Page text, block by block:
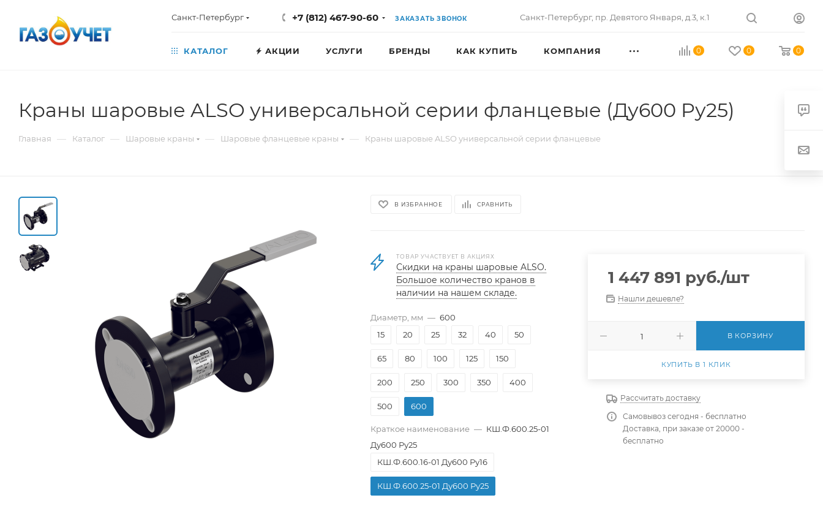
Санкт-Петербург +7 (812) 467-90-60 ЗАКАЗАТЬ ЗВОНОК Санкт-Петербург, пр. Девятого Января, д.3, к.1
0 0 0
КАТАЛОГ АКЦИИ УСЛУГИ БРЕНДЫ КАК КУПИТЬ КОМПАНИЯ
Краны шаровые ALSO универсальной серии фланцевые (Ду600 Pу25)
Главная — Каталог — Шаровые краны — Шаровые фланцевые краны — Краны шаровые ALSO универсальной серии фланцевые
В ИЗБРАННОЕ СРАВНИТЬ
ТОВАР УЧАСТВУЕТ В АКЦИЯХ
Скидки на краны шаровые ALSO.
Большое количество кранов в
наличии на нашем складе.
Диаметр, мм — 600
15
20 25 32 40 50
65 80 100 125 150
200 250 300 350 400
500 600
Краткое наименование — КШ.Ф.600.25-01
Ду600 Ру25
КШ.Ф.600.16-01 Ду600 Ру16
КШ.Ф.600.25-01 Ду600 Ру25
1 447 891 руб./шт
Нашли дешевле?
В КОРЗИНУ
КУПИТЬ В 1 КЛИК
Рассчитать доставку
Самовывоз сегодня - бесплатно
Доставка, при заказе от 20000 -
бесплатно